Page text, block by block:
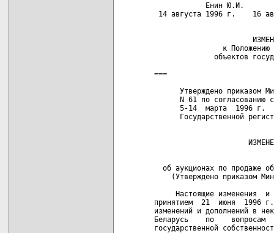
Енин Ю.И.
14 августа 1996 г.    16
к Положению
объектов
===
Утверждено приказом
N 61 по согласованию
5-14  марта  1996 г.
Государственной
об аукционах по продаже
(Утверждено приказом
Настоящие изменения  и
принятием  21  июня  1996 г.
изменений и дополнений в
Беларусь    по    вопросам
государственной